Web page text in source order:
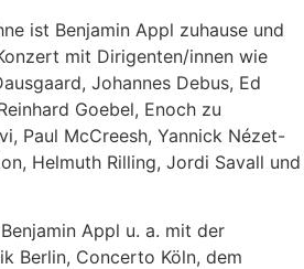
ist Benjamin Appl zuhause und
mit Dirigenten/innen wie
Johannes Debus, Ed
Goebel, Enoch zu
Paul McCreesh, Yannick Nézet-
Helmuth Rilling, Jordi Savall und
Appl u. a. mit der
Berlin, Concerto Köln, dem